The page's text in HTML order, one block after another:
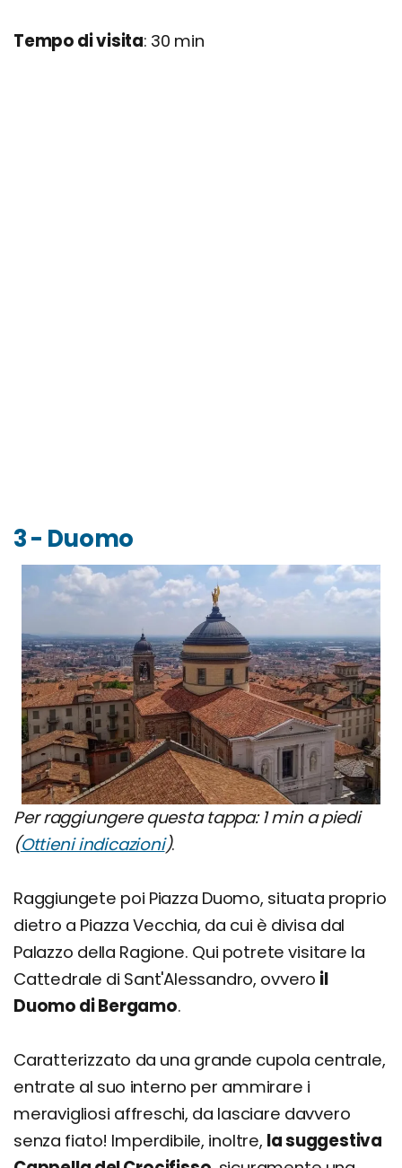
Tempo di visita: 30 min
3 - Duomo
Per raggiungere questa tappa: 1 min a piedi
(Ottieni indicazioni).
Raggiungete poi Piazza Duomo, situata proprio
dietro a Piazza Vecchia, da cui è divisa dal
Palazzo della Ragione. Qui potrete visitare la
Cattedrale di Sant'Alessandro, ovvero il
Duomo di Bergamo.
Caratterizzato da una grande cupola centrale,
entrate al suo interno per ammirare i
meravigliosi affreschi, da lasciare davvero
senza fiato! Imperdibile, inoltre, la suggestiva